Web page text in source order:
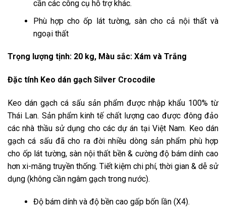
cần các công cụ hỗ trợ khác.
Phù hợp cho ốp lát tường, sàn cho cả nội thất và
ngoại thất
Trọng lượng tịnh: 20 kg, Màu sắc: Xám và Trắng
Đặc tính Keo dán gạch Silver Crocodile
Keo dán gạch cá sấu sản phẩm được nhập khẩu 100% từ
Thái Lan. Sản phẩm kinh tế chất lượng cao được đông đảo
các nhà thầu sử dụng cho các dự án tại Việt Nam. Keo dán
gạch cá sấu đã cho ra đời nhiều dòng sản phẩm phù hợp
cho ốp lát tường, sàn nội thất bền & cường độ bám dính cao
hơn xi-măng truyền thống. Tiết kiệm chi phí, thời gian & dễ sử
dụng (không cần ngâm gạch trong nước).
Độ bám dính và độ bền cao gấp bốn lần (X4).